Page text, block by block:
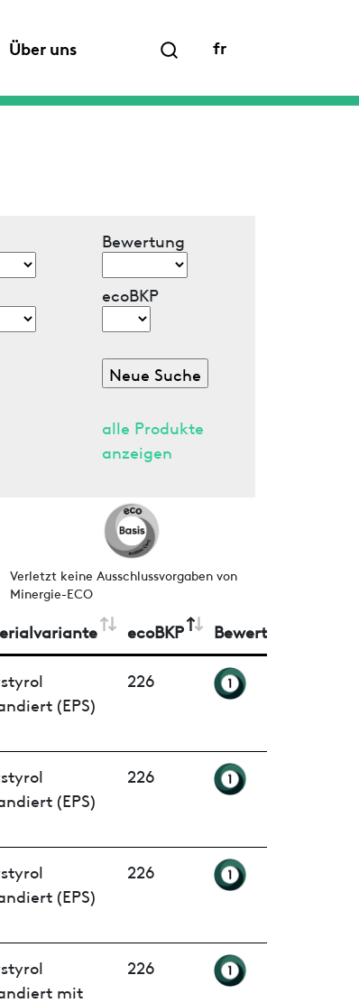
Über uns fr
Bewertung
ecoBKP
alle Produkte
anzeigen
Verletzt keine Ausschlussvorgaben von
Minergie-ECO
ecoBKP Bewertung
(EPS)
226
(EPS)
226
(EPS)
226
mit
226